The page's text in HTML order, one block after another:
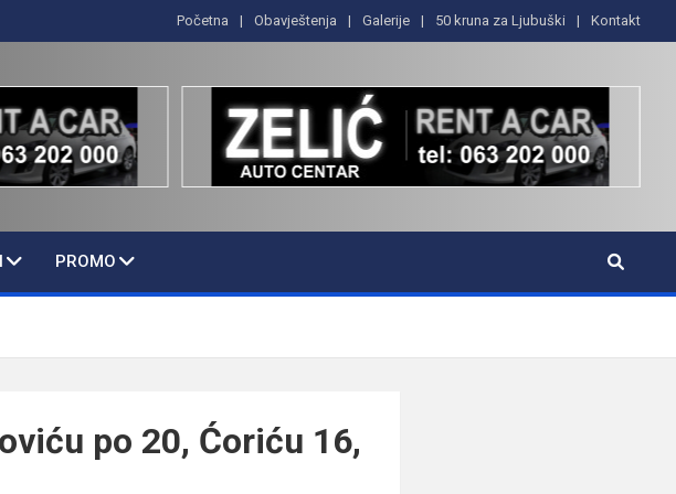
Početna Obavještenja Galerije 50 kruna za Ljubuški Kontakt
PROMO
po 20, Ćoriću 16,